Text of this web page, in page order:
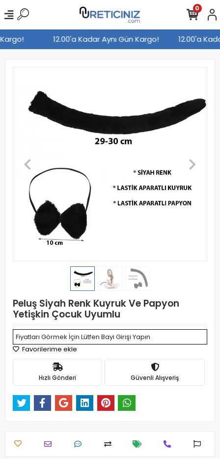
12.00'a Kadar Aynı Gün Kargo! 12.00'a
0
Peluş Siyah Renk Kuyruk Ve Papyon
Yetişkin Çocuk Uyumlu
Fiyatları Görmek İçin Lütfen Bayi Girişi Yapın
Favorilerime ekle
Hızlı Gönderi Güvenli Alışveriş